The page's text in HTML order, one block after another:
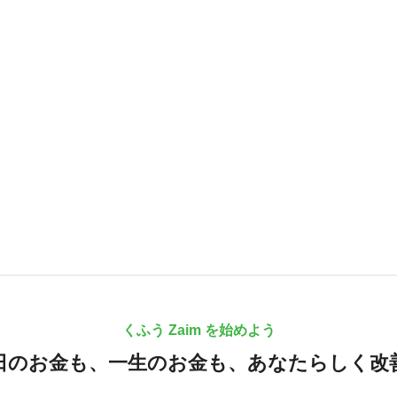
くふう Zaim を始めよう
のお金も、 一生のお金も、 あなたらしく改